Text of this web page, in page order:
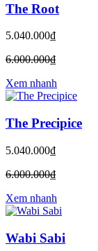
The Root
5.040.000₫
6.000.000₫
Xem nhanh
The Precipice
5.040.000₫
6.000.000₫
Xem nhanh
Wabi Sabi